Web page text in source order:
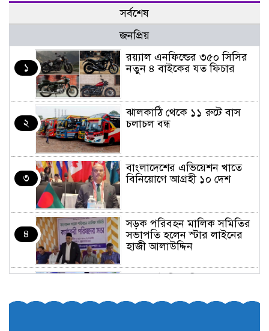
সর্বশেষ
জনপ্রিয়
১
র‌য়্যাল এনফিল্ডের ৩৫০ সিসির
নতুন ৪ বাইকের যত ফিচার
২
ঝালকাঠি থেকে ১১ রুটে বাস
চলাচল বন্ধ
৩
বাংলাদেশের এভিয়েশন খাতে
বিনিয়োগে আগ্রহী ১০ দেশ
৪
সড়ক পরিবহন মালিক সমিতির
সভাপতি হলেন স্টার লাইনের
হাজী আলাউদ্দিন